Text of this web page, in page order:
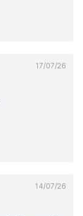
17/07/26
14/07/26